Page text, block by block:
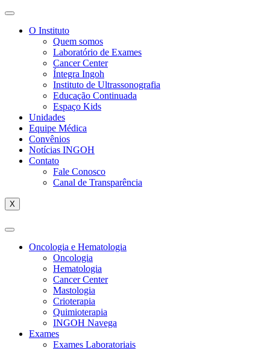
O Instituto
Quem somos
Laboratório de Exames
Cancer Center
Íntegra Ingoh
Instituto de Ultrassonografia
Educação Continuada
Espaço Kids
Unidades
Equipe Médica
Convênios
Notícias INGOH
Contato
Fale Conosco
Canal de Transparência
X
Oncologia e Hematologia
Oncologia
Hematologia
Cancer Center
Mastologia
Crioterapia
Quimioterapia
INGOH Navega
Exames
Exames Laboratoriais